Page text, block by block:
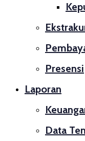
Presensi
Laporan
Data